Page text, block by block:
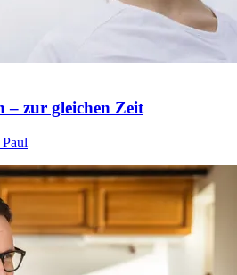
– zur gleichen Zeit